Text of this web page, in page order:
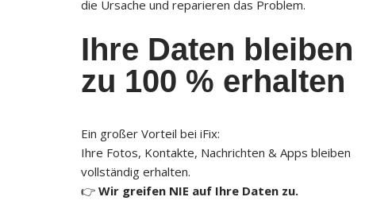
die Ursache und reparieren das Problem.
Ihre Daten bleiben
zu 100 % erhalten
Ein großer Vorteil bei iFix:
Ihre Fotos, Kontakte, Nachrichten & Apps bleiben
vollständig erhalten.
👉 Wir greifen NIE auf Ihre Daten zu.